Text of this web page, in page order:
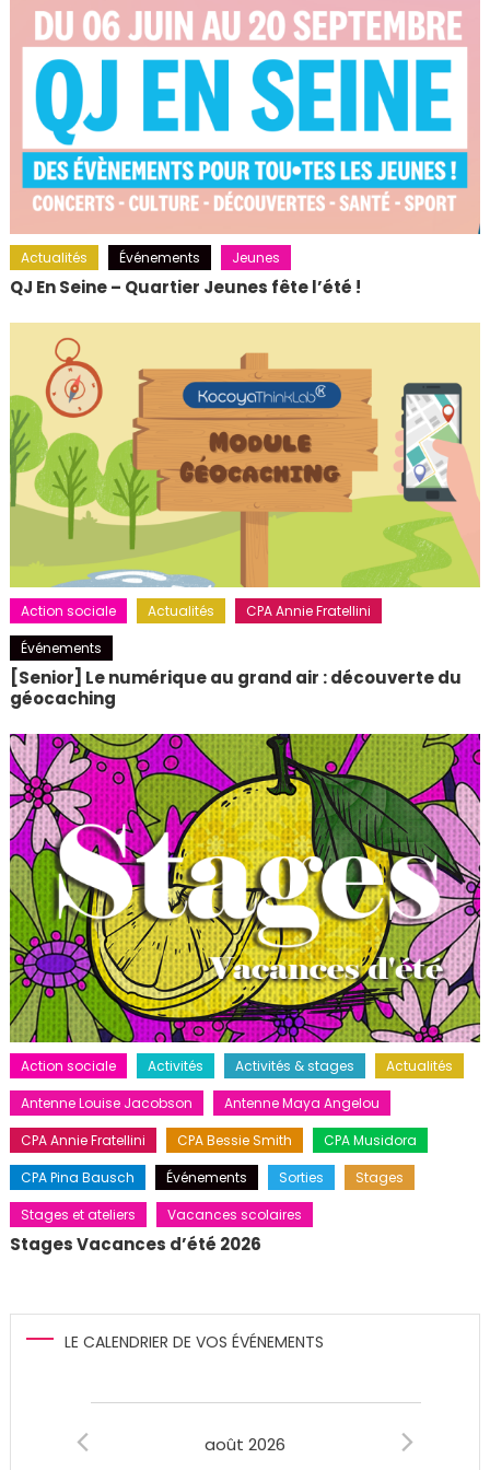
Actualités Événements Jeunes
QJ En Seine – Quartier Jeunes fête l’été !
Action sociale Actualités
CPA Annie Fratellini
Événements
[Senior] Le numérique au grand air : découverte du
géocaching
Action sociale Activités Activités & stages
Actualités
Antenne Louise Jacobson
Antenne Maya Angelou
CPA Annie Fratellini
CPA Bessie Smith
CPA Musidora
CPA Pina Bausch
Événements Sorties
Stages
Stages et ateliers
Vacances scolaires
Stages Vacances d’été 2026
LE CALENDRIER DE VOS ÉVÉNEMENTS
août 2026